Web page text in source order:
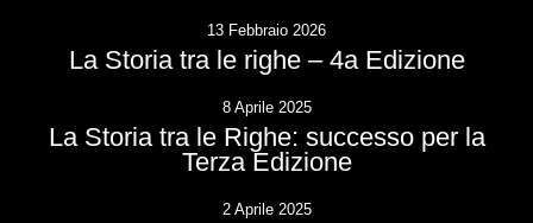
13 Febbraio 2026
La Storia tra le righe – 4a Edizione
8 Aprile 2025
La Storia tra le Righe: successo per la
Terza Edizione
2 Aprile 2025